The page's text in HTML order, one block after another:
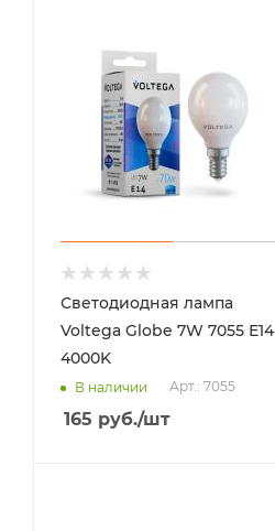
Светодиодная лампа
Voltega Globe 7W 7055 Е14
4000K
В наличии Арт.: 7055
165 руб./шт